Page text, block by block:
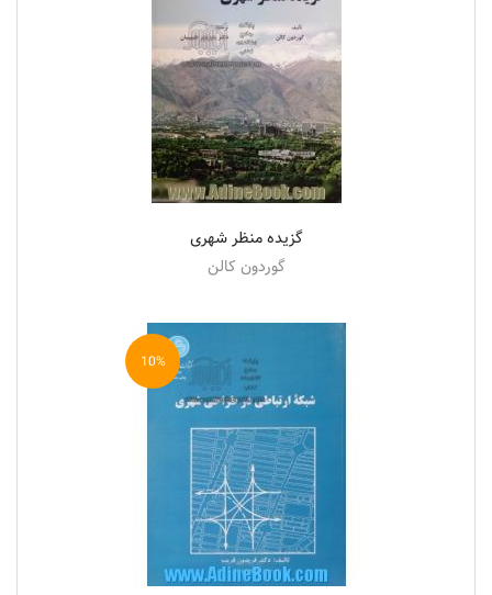
گزیده منظر شهری
گوردون کالن
10%